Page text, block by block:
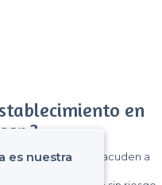
en
?
de visitantes que acuden a
es nuestra